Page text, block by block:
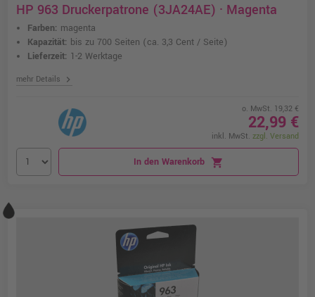
HP 963 Druckerpatrone (3JA24AE) · Magenta
Farben: magenta
Kapazität: bis zu 700 Seiten (ca. 3,3 Cent / Seite)
Lieferzeit: 1-2 Werktage
mehr Details chevron_right
o. MwSt. 19,32 €
22,99 €
inkl. MwSt. zzgl. Versand
In den Warenkorb shopping_cart